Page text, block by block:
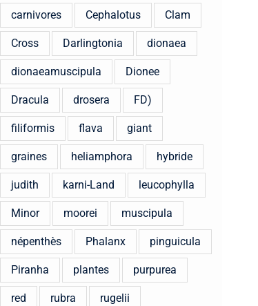
carnivores Cephalotus Clam
Cross Darlingtonia dionaea
dionaeamuscipula Dionee
Dracula drosera FD)
filiformis flava giant
graines heliamphora hybride
judith karni-Land leucophylla
Minor moorei muscipula
népenthès Phalanx pinguicula
Piranha plantes purpurea
red rubra rugelii